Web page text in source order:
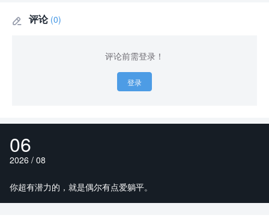
 评论 (0)
评论前需登录！
登录
06
2026 / 08
你超有潜力的，就是偶尔有点爱躺平。